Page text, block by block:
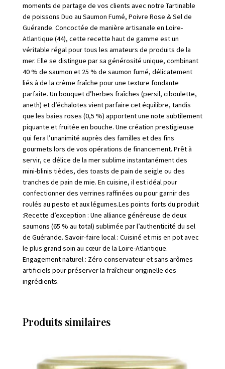
moments de partage de vos clients avec notre Tartinable
de poissons Duo au Saumon Fumé, Poivre Rose & Sel de
Guérande. Concoctée de manière artisanale en Loire-
Atlantique (44), cette recette haut de gamme est un
véritable régal pour tous les amateurs de produits de la
mer. Elle se distingue par sa générosité unique, combinant
40 % de saumon et 25 % de saumon fumé, délicatement
liés à de la crème fraîche pour une texture fondante
parfaite. Un bouquet d’herbes fraîches (persil, ciboulette,
aneth) et d’échalotes vient parfaire cet équilibre, tandis
que les baies roses (0,5 %) apportent une note subtilement
piquante et fruitée en bouche. Une création prestigieuse
qui fera l’unanimité auprès des familles et des fins
gourmets lors de vos opérations de financement. Prêt à
servir, ce délice de la mer sublime instantanément des
mini-blinis tièdes, des toasts de pain de seigle ou des
tranches de pain de mie. En cuisine, il est idéal pour
confectionner des verrines raffinées ou pour garnir des
roulés au pesto et aux légumes.Les points forts du produit
:Recette d’exception : Une alliance généreuse de deux
saumons (65 % au total) sublimée par l’authenticité du sel
de Guérande. Savoir-faire local : Cuisiné et mis en pot avec
le plus grand soin au cœur de la Loire-Atlantique.
Engagement naturel : Zéro conservateur et sans arômes
artificiels pour préserver la fraîcheur originelle des
ingrédients.
Produits similaires